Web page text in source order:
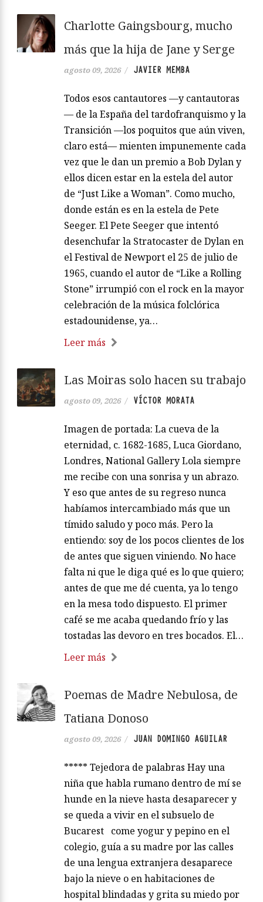
Charlotte Gaingsbourg, mucho
más que la hija de Jane y Serge
agosto 09, 2026 / JAVIER MEMBA
Todos esos cantautores —y cantautoras
— de la España del tardofranquismo y la
Transición —los poquitos que aún viven,
claro está— mienten impunemente cada
vez que le dan un premio a Bob Dylan y
ellos dicen estar en la estela del autor
de “Just Like a Woman”. Como mucho,
donde están es en la estela de Pete
Seeger. El Pete Seeger que intentó
desenchufar la Stratocaster de Dylan en
el Festival de Newport el 25 de julio de
1965, cuando el autor de “Like a Rolling
Stone” irrumpió con el rock en la mayor
celebración de la música folclórica
estadounidense, ya…
Leer más
Las Moiras solo hacen su trabajo
agosto 09, 2026 / VÍCTOR MORATA
Imagen de portada: La cueva de la
eternidad, c. 1682-1685, Luca Giordano,
Londres, National Gallery Lola siempre
me recibe con una sonrisa y un abrazo.
Y eso que antes de su regreso nunca
habíamos intercambiado más que un
tímido saludo y poco más. Pero la
entiendo: soy de los pocos clientes de los
de antes que siguen viniendo. No hace
falta ni que le diga qué es lo que quiero;
antes de que me dé cuenta, ya lo tengo
en la mesa todo dispuesto. El primer
café se me acaba quedando frío y las
tostadas las devoro en tres bocados. El…
Leer más
Poemas de Madre Nebulosa, de
Tatiana Donoso
agosto 09, 2026 / JUAN DOMINGO AGUILAR
***** Tejedora de palabras Hay una
niña que habla rumano dentro de mí se
hunde en la nieve hasta desaparecer y
se queda a vivir en el subsuelo de
Bucarest come yogur y pepino en el
colegio, guía a su madre por las calles
de una lengua extranjera desaparece
bajo la nieve o en habitaciones de
hospital blindadas y grita su miedo por